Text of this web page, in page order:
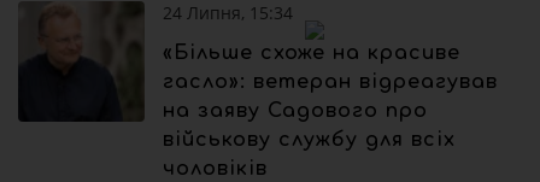
24 Липня, 15:34
«Більше схоже на красиве
гасло»: ветеран відреагував
на заяву Садового про
військову службу для всіх
чоловіків